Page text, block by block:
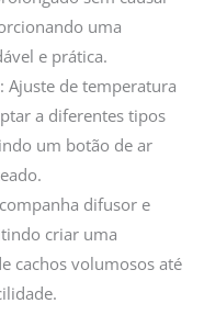
uma
e prática.
Ajuste de temperatura
a diferentes tipos
um botão de ar
difusor e
criar uma
cachos volumosos até